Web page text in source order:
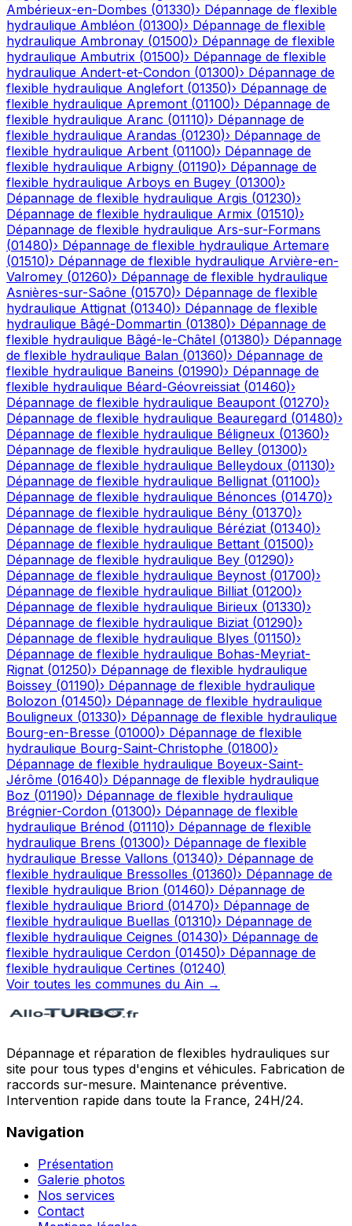
Ambérieux-en-Dombes (01330)› Dépannage de flexible
hydraulique Ambléon (01300)› Dépannage de flexible
hydraulique Ambronay (01500)› Dépannage de flexible
hydraulique Ambutrix (01500)› Dépannage de flexible
hydraulique Andert-et-Condon (01300)› Dépannage de
flexible hydraulique Anglefort (01350)› Dépannage de
flexible hydraulique Apremont (01100)› Dépannage de
flexible hydraulique Aranc (01110)› Dépannage de
flexible hydraulique Arandas (01230)› Dépannage de
flexible hydraulique Arbent (01100)› Dépannage de
flexible hydraulique Arbigny (01190)› Dépannage de
flexible hydraulique Arboys en Bugey (01300)›
Dépannage de flexible hydraulique Argis (01230)›
Dépannage de flexible hydraulique Armix (01510)›
Dépannage de flexible hydraulique Ars-sur-Formans
(01480)› Dépannage de flexible hydraulique Artemare
(01510)› Dépannage de flexible hydraulique Arvière-en-
Valromey (01260)› Dépannage de flexible hydraulique
Asnières-sur-Saône (01570)› Dépannage de flexible
hydraulique Attignat (01340)› Dépannage de flexible
hydraulique Bâgé-Dommartin (01380)› Dépannage de
flexible hydraulique Bâgé-le-Châtel (01380)› Dépannage
de flexible hydraulique Balan (01360)› Dépannage de
flexible hydraulique Baneins (01990)› Dépannage de
flexible hydraulique Béard-Géovreissiat (01460)›
Dépannage de flexible hydraulique Beaupont (01270)›
Dépannage de flexible hydraulique Beauregard (01480)›
Dépannage de flexible hydraulique Béligneux (01360)›
Dépannage de flexible hydraulique Belley (01300)›
Dépannage de flexible hydraulique Belleydoux (01130)›
Dépannage de flexible hydraulique Bellignat (01100)›
Dépannage de flexible hydraulique Bénonces (01470)›
Dépannage de flexible hydraulique Bény (01370)›
Dépannage de flexible hydraulique Béréziat (01340)›
Dépannage de flexible hydraulique Bettant (01500)›
Dépannage de flexible hydraulique Bey (01290)›
Dépannage de flexible hydraulique Beynost (01700)›
Dépannage de flexible hydraulique Billiat (01200)›
Dépannage de flexible hydraulique Birieux (01330)›
Dépannage de flexible hydraulique Biziat (01290)›
Dépannage de flexible hydraulique Blyes (01150)›
Dépannage de flexible hydraulique Bohas-Meyriat-
Rignat (01250)› Dépannage de flexible hydraulique
Boissey (01190)› Dépannage de flexible hydraulique
Bolozon (01450)› Dépannage de flexible hydraulique
Bouligneux (01330)› Dépannage de flexible hydraulique
Bourg-en-Bresse (01000)› Dépannage de flexible
hydraulique Bourg-Saint-Christophe (01800)›
Dépannage de flexible hydraulique Boyeux-Saint-
Jérôme (01640)› Dépannage de flexible hydraulique
Boz (01190)› Dépannage de flexible hydraulique
Brégnier-Cordon (01300)› Dépannage de flexible
hydraulique Brénod (01110)› Dépannage de flexible
hydraulique Brens (01300)› Dépannage de flexible
hydraulique Bresse Vallons (01340)› Dépannage de
flexible hydraulique Bressolles (01360)› Dépannage de
flexible hydraulique Brion (01460)› Dépannage de
flexible hydraulique Briord (01470)› Dépannage de
flexible hydraulique Buellas (01310)› Dépannage de
flexible hydraulique Ceignes (01430)› Dépannage de
flexible hydraulique Cerdon (01450)› Dépannage de
flexible hydraulique Certines (01240)
Voir toutes les communes du Ain →
Dépannage et réparation de flexibles hydrauliques sur
site pour tous types d'engins et véhicules. Fabrication de
raccords sur-mesure. Maintenance préventive.
Intervention rapide dans toute la France, 24H/24.
Navigation
Présentation
Galerie photos
Nos services
Contact